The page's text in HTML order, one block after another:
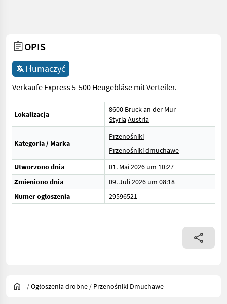
OPIS
Tłumaczyć
Verkaufe Express 5-500 Heugebläse mit Verteiler.
Lokalizacja
8600 Bruck an der Mur
Styria Austria
Kategoria / Marka
Przenośniki
Przenośniki dmuchawe
Utworzono dnia
01. Mai 2026 um 10:27
Zmieniono dnia
09. Juli 2026 um 08:18
Numer ogłoszenia
29596521
/Ogłoszenia drobne / Przenośniki Dmuchawe